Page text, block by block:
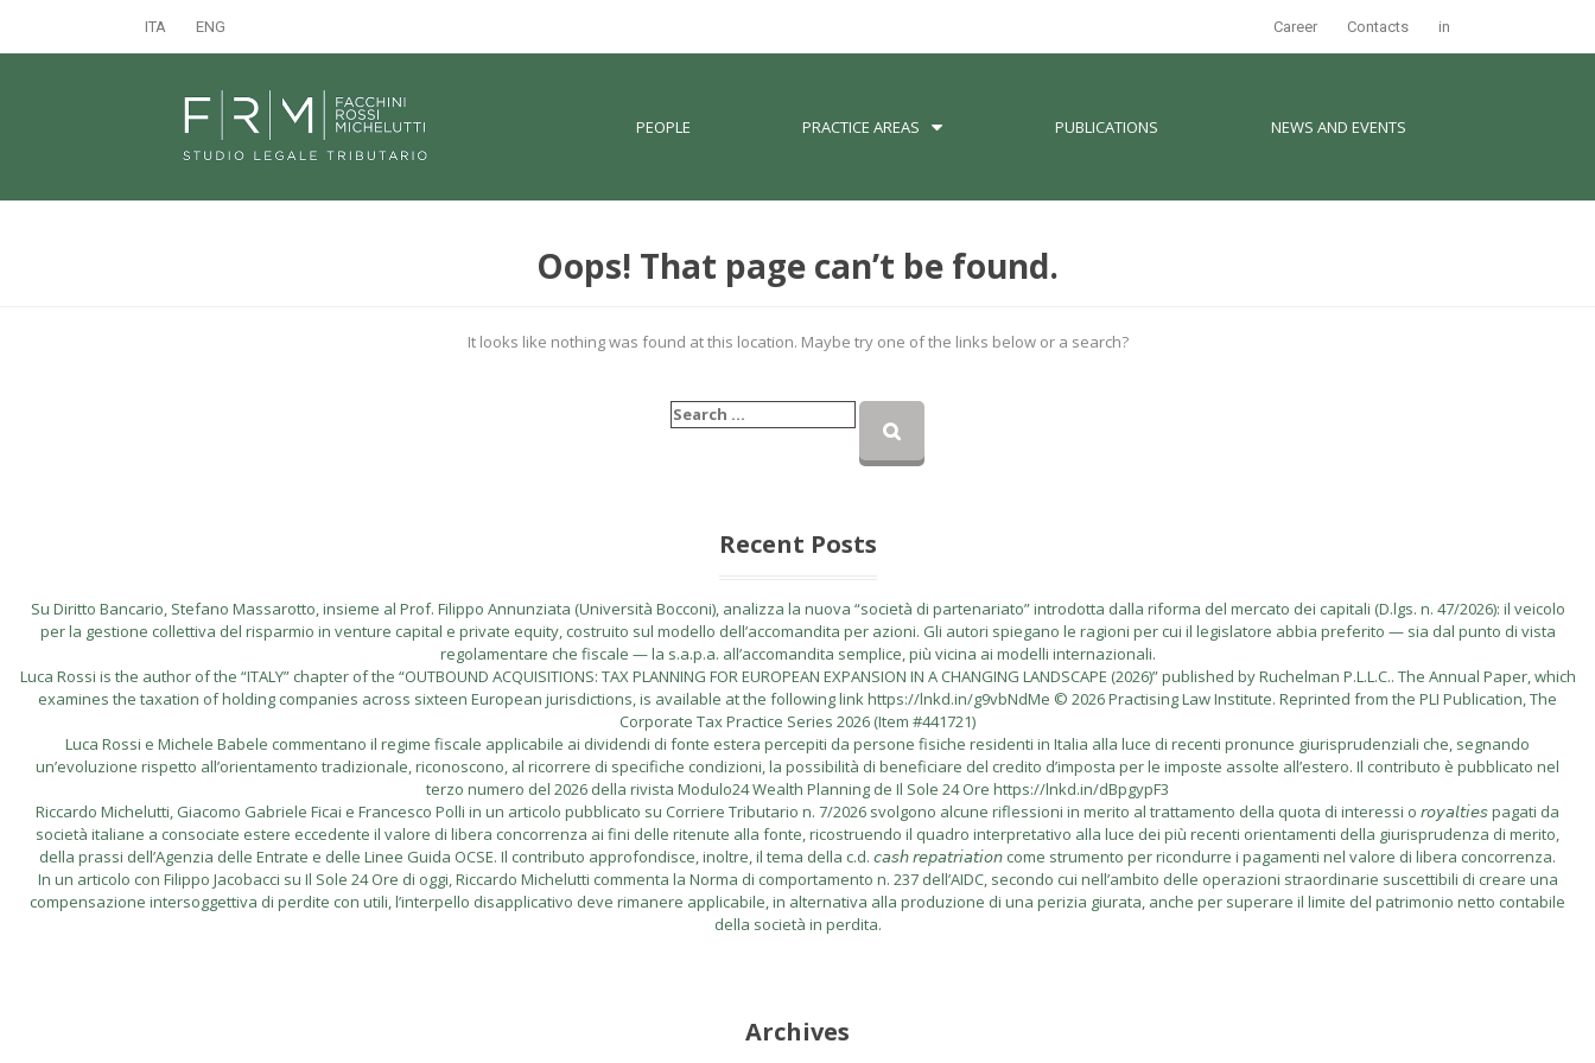
ITA ENG Career Contacts in
PEOPLE PRACTICE AREAS PUBLICATIONS NEWS AND EVENTS
Oops! That page can’t be found.
It looks like nothing was found at this location. Maybe try one of the links below or a search?
Recent Posts
Su Diritto Bancario, Stefano Massarotto, insieme al Prof. Filippo Annunziata (Università Bocconi), analizza la nuova “società di partenariato” introdotta dalla riforma del mercato dei capitali (D.lgs. n. 47/2026): il veicolo
per la gestione collettiva del risparmio in venture capital e private equity, costruito sul modello dell’accomandita per azioni. Gli autori spiegano le ragioni per cui il legislatore abbia preferito — sia dal punto di vista
regolamentare che fiscale — la s.a.p.a. all’accomandita semplice, più vicina ai modelli internazionali.
Luca Rossi is the author of the “ITALY” chapter of the “OUTBOUND ACQUISITIONS: TAX PLANNING FOR EUROPEAN EXPANSION IN A CHANGING LANDSCAPE (2026)” published by Ruchelman P.L.L.C.. The Annual Paper, which
examines the taxation of holding companies across sixteen European jurisdictions, is available at the following link https://lnkd.in/g9vbNdMe © 2026 Practising Law Institute. Reprinted from the PLI Publication, The
Corporate Tax Practice Series 2026 (Item #441721)
Luca Rossi e Michele Babele commentano il regime fiscale applicabile ai dividendi di fonte estera percepiti da persone fisiche residenti in Italia alla luce di recenti pronunce giurisprudenziali che, segnando
un’evoluzione rispetto all’orientamento tradizionale, riconoscono, al ricorrere di specifiche condizioni, la possibilità di beneficiare del credito d’imposta per le imposte assolte all’estero. Il contributo è pubblicato nel
terzo numero del 2026 della rivista Modulo24 Wealth Planning de Il Sole 24 Ore https://lnkd.in/dBpgypF3
Riccardo Michelutti, Giacomo Gabriele Ficai e Francesco Polli in un articolo pubblicato su Corriere Tributario n. 7/2026 svolgono alcune riflessioni in merito al trattamento della quota di interessi o 𝘳𝘰𝘺𝘢𝘭𝘵𝘪𝘦𝘴 pagati da
società italiane a consociate estere eccedente il valore di libera concorrenza ai fini delle ritenute alla fonte, ricostruendo il quadro interpretativo alla luce dei più recenti orientamenti della giurisprudenza di merito,
della prassi dell’Agenzia delle Entrate e delle Linee Guida OCSE. Il contributo approfondisce, inoltre, il tema della c.d. 𝘤𝘢𝘴𝘩 𝘳𝘦𝘱𝘢𝘵𝘳𝘪𝘢𝘵𝘪𝘰𝘯 come strumento per ricondurre i pagamenti nel valore di libera concorrenza.
In un articolo con Filippo Jacobacci su Il Sole 24 Ore di oggi, Riccardo Michelutti commenta la Norma di comportamento n. 237 dell’AIDC, secondo cui nell’ambito delle operazioni straordinarie suscettibili di creare una
compensazione intersoggettiva di perdite con utili, l’interpello disapplicativo deve rimanere applicabile, in alternativa alla produzione di una perizia giurata, anche per superare il limite del patrimonio netto contabile
della società in perdita.
Archives